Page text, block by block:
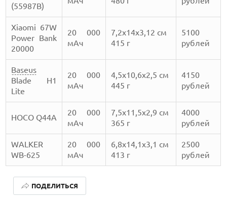
(55987B)
Xiaomi 67W
Power Bank
20000
20 000
мАч
7,2х14х3,12 см
415 г
5100
рублей
Baseus
Blade H1
Lite
20 000
мАч
4,5х10,6х2,5 см
445 г
4150
рублей
HOCO Q44A
20 000
мАч
7,5х11,5х2,9 см
365 г
4000
рублей
WALKER
WB-625
20 000
мАч
6,8х14,1х3,1 см
413 г
2500
рублей
ПОДЕЛИТЬСЯ
ОБЗОР ПЫЛЕСОСА DREAME Z40 AQUACYCLE PRO